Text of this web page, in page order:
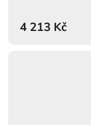
4 213 Kč